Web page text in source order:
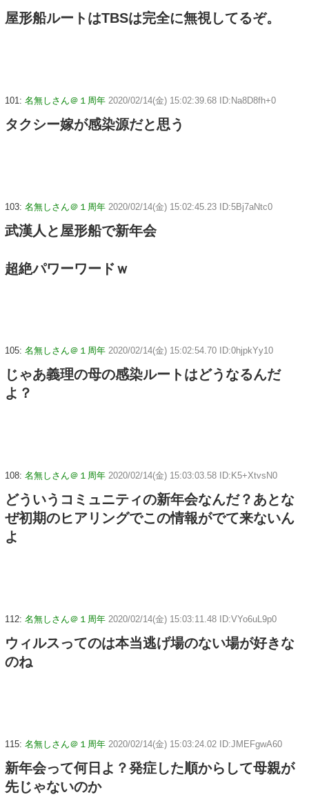
屋形船ルートはTBSは完全に無視してるぞ。
101: 名無しさん＠１周年 2020/02/14(金) 15:02:39.68 ID:Na8D8fh+0
タクシー嫁が感染源だと思う
103: 名無しさん＠１周年 2020/02/14(金) 15:02:45.23 ID:5Bj7aNtc0
武漢人と屋形船で新年会
超絶パワーワードｗ
105: 名無しさん＠１周年 2020/02/14(金) 15:02:54.70 ID:0hjpkYy10
じゃあ義理の母の感染ルートはどうなるんだ
よ？
108: 名無しさん＠１周年 2020/02/14(金) 15:03:03.58 ID:K5+XtvsN0
どういうコミュニティの新年会なんだ？あとな
ぜ初期のヒアリングでこの情報がでて来ないん
よ
112: 名無しさん＠１周年 2020/02/14(金) 15:03:11.48 ID:VYo6uL9p0
ウィルスってのは本当逃げ場のない場が好きな
のね
115: 名無しさん＠１周年 2020/02/14(金) 15:03:24.02 ID:JMEFgwA60
新年会って何日よ？発症した順からして母親が
先じゃないのか